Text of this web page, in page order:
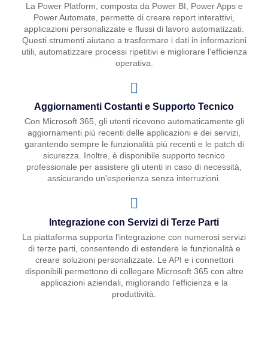
La Power Platform, composta da Power BI, Power Apps e
Power Automate, permette di creare report interattivi,
applicazioni personalizzate e flussi di lavoro automatizzati.
Questi strumenti aiutano a trasformare i dati in informazioni
utili, automatizzare processi ripetitivi e migliorare l'efficienza
operativa.
Aggiornamenti Costanti e Supporto Tecnico
Con Microsoft 365, gli utenti ricevono automaticamente gli
aggiornamenti più recenti delle applicazioni e dei servizi,
garantendo sempre le funzionalità più recenti e le patch di
sicurezza. Inoltre, è disponibile supporto tecnico
professionale per assistere gli utenti in caso di necessità,
assicurando un'esperienza senza interruzioni.
Integrazione con Servizi di Terze Parti
La piattaforma supporta l'integrazione con numerosi servizi
di terze parti, consentendo di estendere le funzionalità e
creare soluzioni personalizzate. Le API e i connettori
disponibili permettono di collegare Microsoft 365 con altre
applicazioni aziendali, migliorando l'efficienza e la
produttività.